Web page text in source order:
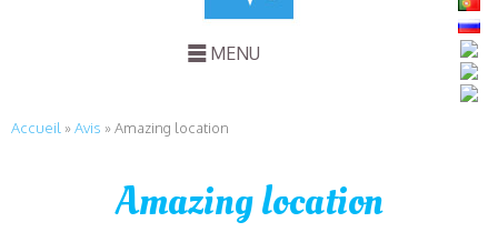
MENU
Accueil »Avis »Amazing location
Amazing location